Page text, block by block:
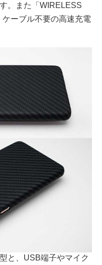
。また「WIRELESS
ーブル不要の高速充電
と、USB端子やマイク